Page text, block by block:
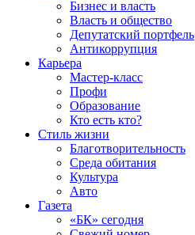
Бизнес и власть
Власть и общество
Депутатский портфель
Антикоррупция
Карьера
Мастер-класс
Профи
Образование
Кто есть кто?
Стиль жизни
Благотворительность
Среда обитания
Культура
Авто
Газета
«БК» сегодня